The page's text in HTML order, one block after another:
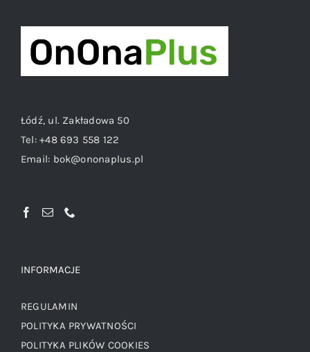
Łódź, ul. Zakładowa 50
Tel:+48 693 558 122
Email: bok@ononaplus.pl
INFORMACJE
REGULAMIN
POLITYKA PRYWATNOŚCI
POLITYKA PLIKÓW COOKIES